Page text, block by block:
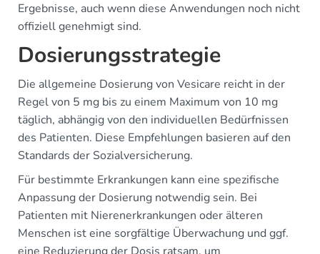
Ergebnisse, auch wenn diese Anwendungen noch nicht
offiziell genehmigt sind.
Dosierungsstrategie
Die allgemeine Dosierung von Vesicare reicht in der
Regel von 5 mg bis zu einem Maximum von 10 mg
täglich, abhängig von den individuellen Bedürfnissen
des Patienten. Diese Empfehlungen basieren auf den
Standards der Sozialversicherung.
Für bestimmte Erkrankungen kann eine spezifische
Anpassung der Dosierung notwendig sein. Bei
Patienten mit Nierenerkrankungen oder älteren
Menschen ist eine sorgfältige Überwachung und ggf.